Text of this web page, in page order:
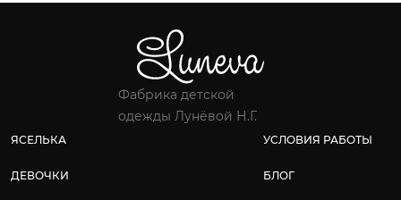
Фабрика детской
одежды Лунёвой Н.Г.
ЯСЕЛЬКА
ДЕВОЧКИ
УСЛОВИЯ РАБОТЫ
БЛОГ